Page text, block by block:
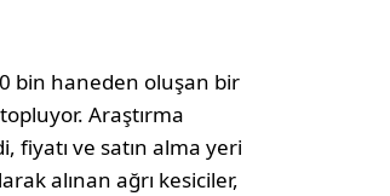
bin haneden oluşan bir
Araştırma
fiyatı ve satın alma yeri
alınan ağrı kesiciler,